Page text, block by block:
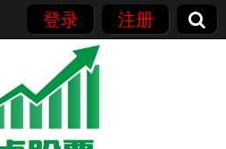
登录 注册